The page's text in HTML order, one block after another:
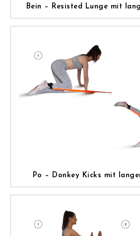
Bein – Resisted Lunge mit
Po – Donkey Kicks mit